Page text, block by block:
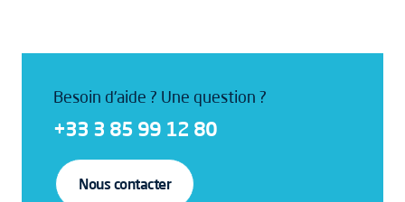
Besoin d'aide ? Une question ?
+33 3 85 99 12 80
Nous contacter